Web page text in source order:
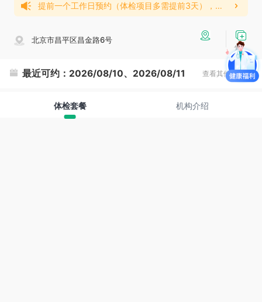
提前一个工作日预约（体检项目多需提前3天），周二四接待团检；常规体检5-7个工作日左右出报告
北京市昌平区昌金路6号
复
制
最近可约： 2026/08/10、2026/08/11 查看其他时间
体检套餐 机构介绍